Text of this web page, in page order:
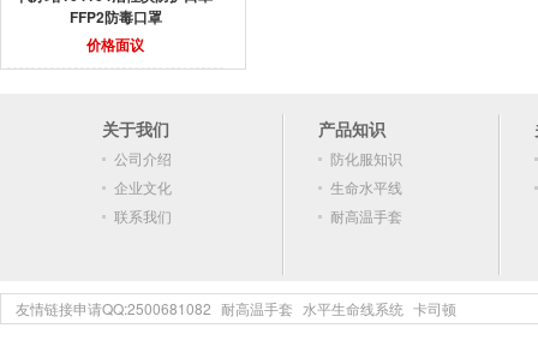
FFP2防毒口罩
价格面议
关于我们
公司介绍
企业文化
联系我们
产品知识
防化服知识
生命水平线
耐高温手套
友情链接申请QQ:2500681082 耐高温手套 水平生命线系统 卡司顿